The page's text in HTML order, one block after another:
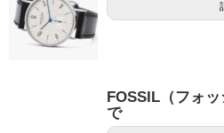
FOSSIL（フォ
で